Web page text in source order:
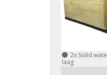
2x Solid
laag